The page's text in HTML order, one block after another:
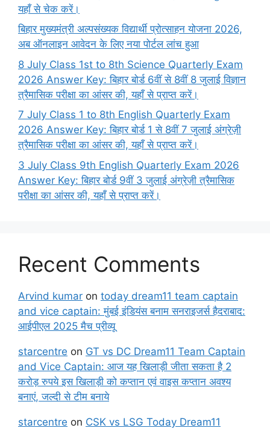
यहाँ से चेक करें।
बिहार मुख्यमंत्री अल्पसंख्यक विद्यार्थी प्रोत्साहन योजना 2026,
अब ऑनलाइन आवेदन के लिए नया पोर्टल लांच हुआ
8 July Class 1st to 8th Science Quarterly Exam
2026 Answer Key: बिहार बोर्ड 6वीं से 8वीं 8 जुलाई विज्ञान
त्रैमासिक परीक्षा का आंसर की, यहाँ से प्राप्त करें।
7 July Class 1 to 8th English Quarterly Exam
2026 Answer Key: बिहार बोर्ड 1 से 8वीं 7 जुलाई अंग्रेज़ी
त्रैमासिक परीक्षा का आंसर की, यहाँ से प्राप्त करें।
3 July Class 9th English Quarterly Exam 2026
Answer Key: बिहार बोर्ड 9वीं 3 जुलाई अंग्रेज़ी त्रैमासिक
परीक्षा का आंसर की, यहाँ से प्राप्त करें।
Recent Comments
Arvind kumar on today dream11 team captain
and vice captain: मुंबई इंडियंस बनाम सनराइजर्स हैदराबाद:
आईपीएल 2025 मैच प्रीव्यू
starcentre on GT vs DC Dream11 Team Captain
and Vice Captain: आज यह खिलाड़ी जीता सकता है 2
करोड़ रुपये इस खिलाड़ी को कप्तान एवं वाइस कप्तान अवश्य
बनाएं, जल्दी से टीम बनाये
starcentre on CSK vs LSG Today Dream11